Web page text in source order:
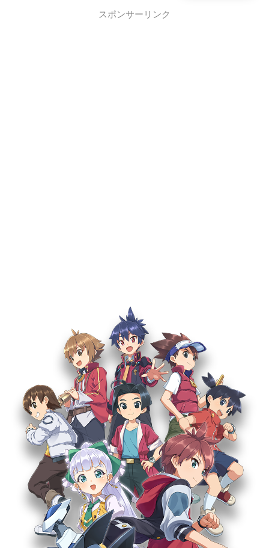
スポンサーリンク